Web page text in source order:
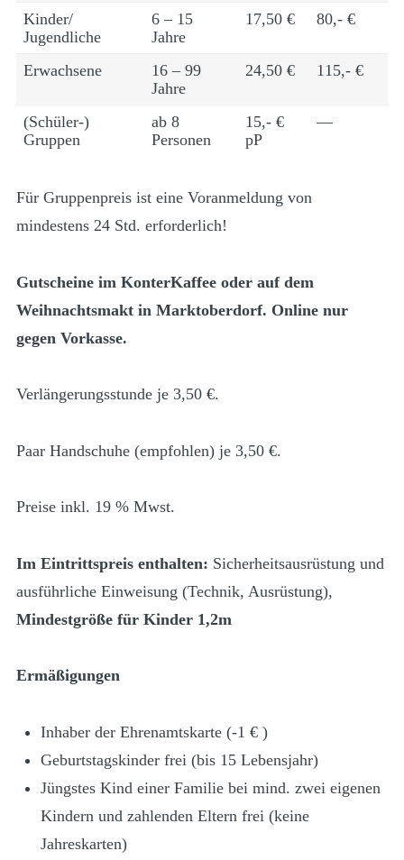
Kinder/
Jugendliche
6 – 15
Jahre
17,50 € 80,- €
Erwachsene
16 – 99
Jahre
24,50 € 115,- €
(Schüler-)
Gruppen
ab 8
Personen
15,- €
pP
—
Für Gruppenpreis ist eine Voranmeldung von
mindestens 24 Std. erforderlich!
Gutscheine im KonterKaffee oder auf dem
Weihnachtsmakt in Marktoberdorf. Online nur
gegen Vorkasse.
Verlängerungsstunde je 3,50 €.
Paar Handschuhe (empfohlen) je 3,50 €.
Preise inkl. 19 % Mwst.
Im Eintrittspreis enthalten: Sicherheitsausrüstung und
ausführliche Einweisung (Technik, Ausrüstung),
Mindestgröße für Kinder 1,2m
Ermäßigungen
Inhaber der Ehrenamtskarte (-1 € )
Geburtstagskinder frei (bis 15 Lebensjahr)
Jüngstes Kind einer Familie bei mind. zwei eigenen
Kindern und zahlenden Eltern frei (keine
Jahreskarten)